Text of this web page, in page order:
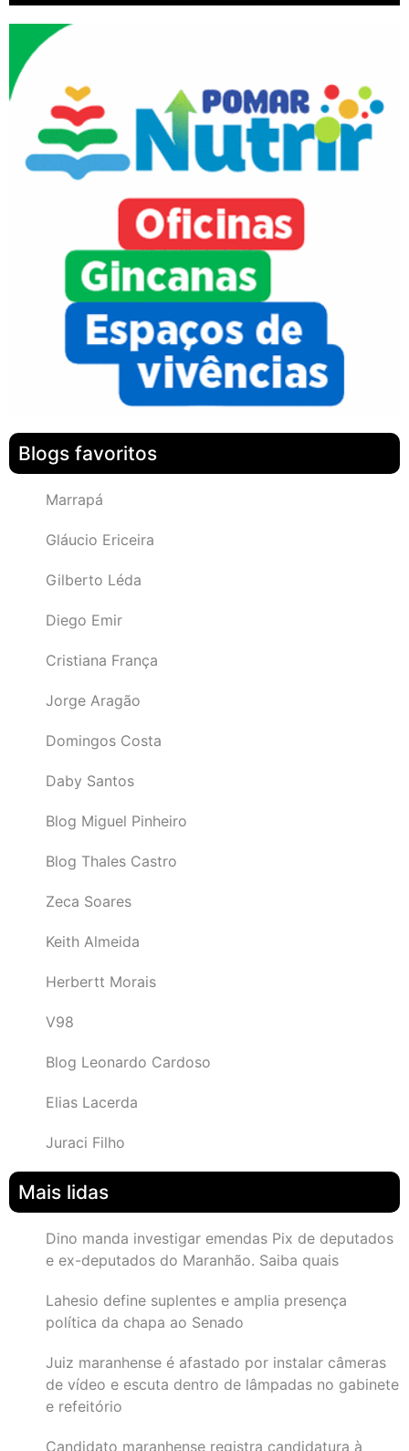
Blogs favoritos
Marrapá
Gláucio Ericeira
Gilberto Léda
Diego Emir
Cristiana França
Jorge Aragão
Domingos Costa
Daby Santos
Blog Miguel Pinheiro
Blog Thales Castro
Zeca Soares
Keith Almeida
Herbertt Morais
V98
Blog Leonardo Cardoso
Elias Lacerda
Juraci Filho
Mais lidas
Dino manda investigar emendas Pix de deputados
e ex-deputados do Maranhão. Saiba quais
Lahesio define suplentes e amplia presença
política da chapa ao Senado
Juiz maranhense é afastado por instalar câmeras
de vídeo e escuta dentro de lâmpadas no gabinete
e refeitório
Candidato maranhense registra candidatura à